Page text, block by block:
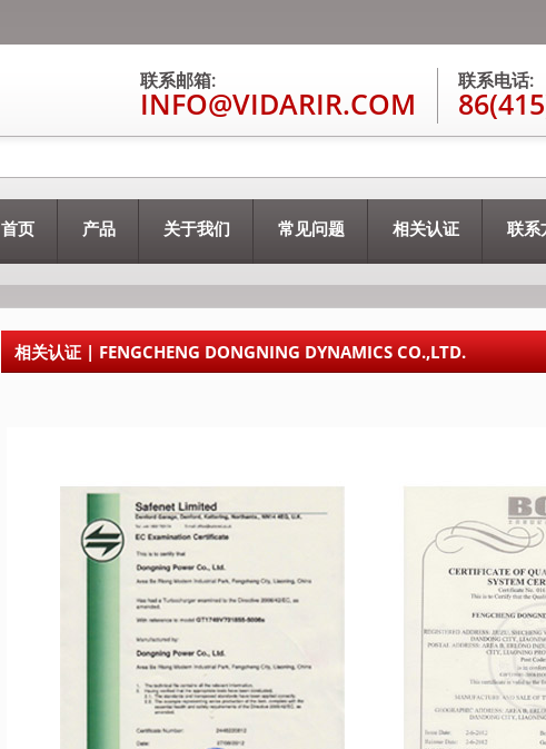
联系电话:
联系邮箱:
INFO@VIDARIR.COM
首页 产品 关于我们 常见问题 相关认证 联系
相关认证 | FENGCHENG DONGNING DYNAMICS CO.,LTD.